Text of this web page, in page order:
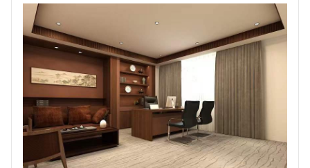
PABRIK ACARA
HUBUNGI KAMI
TENTANG KAMI